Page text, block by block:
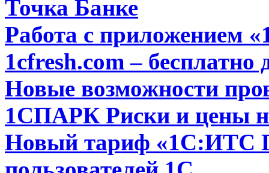
Точка Банке
Работа с приложением
1cfresh.com – бесплатно
Новые возможности
1СПАРК Риски и цены
Новый тариф «1С:ИТС